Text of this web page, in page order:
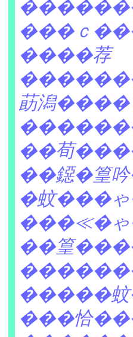
���ｃ
����荐
莇潟����
��荀
��鐚�篁
�蚊���
���≪�
��篁
�����
���恰